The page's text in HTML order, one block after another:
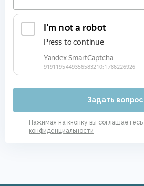
Задать вопрос
Нажимая на кнопку вы соглашаетесь
конфиденциальности